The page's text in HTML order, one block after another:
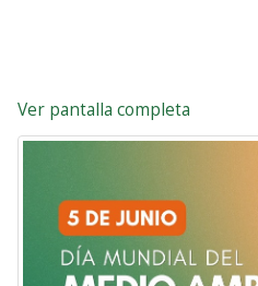
Ver pantalla completa